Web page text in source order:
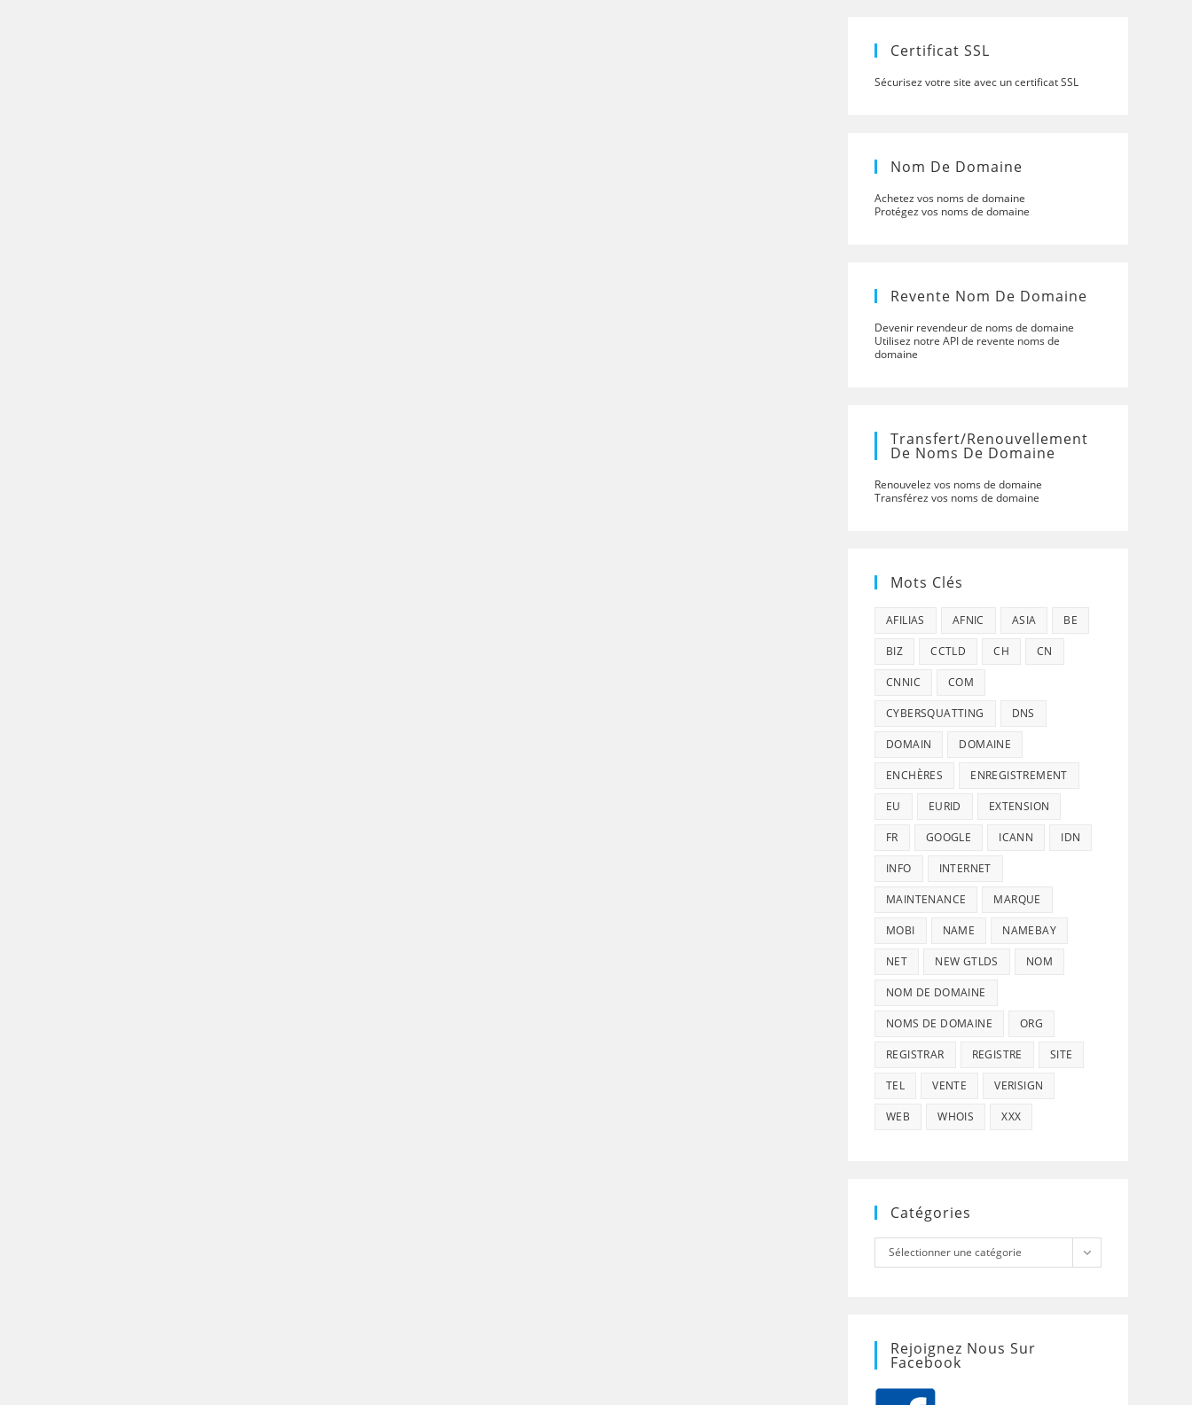
Certificat SSL
Sécurisez votre site avec un certificat SSL
Nom De Domaine
Achetez vos noms de domaine
Protégez vos noms de domaine
Revente Nom De Domaine
Devenir revendeur de noms de domaine
Utilisez notre API de revente noms de
domaine
Transfert/renouvellement
De Noms De Domaine
Renouvelez vos noms de domaine
Transférez vos noms de domaine
Mots Clés
AFILIAS AFNIC ASIA BE
BIZ CCTLD CH CN
CNNIC COM
CYBERSQUATTING DNS
DOMAIN DOMAINE
ENCHÈRES ENREGISTREMENT
EU EURID EXTENSION
FR GOOGLE ICANN IDN
INFO INTERNET
MAINTENANCE MARQUE
MOBI NAME NAMEBAY
NET NEW GTLDS NOM
NOM DE DOMAINE
NOMS DE DOMAINE ORG
REGISTRAR REGISTRE SITE
TEL VENTE VERISIGN
WEB WHOIS XXX
Catégories
Catégories
Sélectionner une catégorie
Rejoignez Nous Sur
Facebook